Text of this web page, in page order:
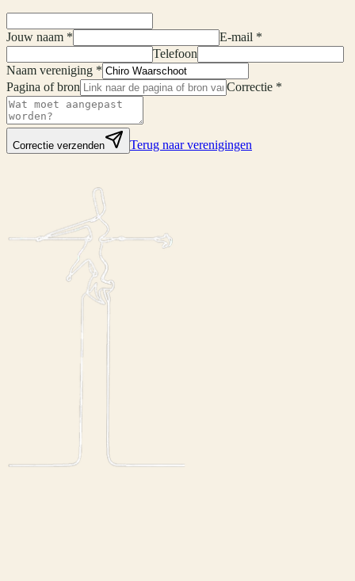
Jouw naam *
E-mail *
Telefoon
Naam vereniging *
Pagina of bron
Correctie *
Correctie verzenden Terug naar verenigingen